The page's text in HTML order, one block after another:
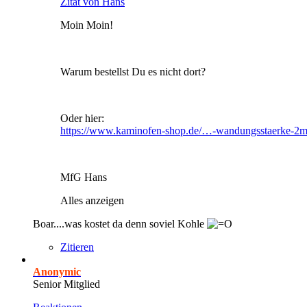
Moin Moin!
Warum bestellst Du es nicht dort?
Oder hier:
https://www.kaminofen-shop.de/…-wandungsstaerke-
MfG Hans
Alles anzeigen
Boar....was kostet da denn soviel Kohle
Zitieren
Anonymic
Senior Mitglied